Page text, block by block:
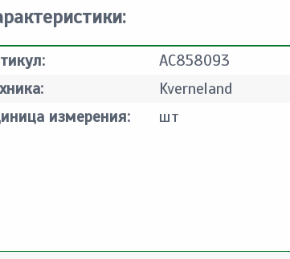
AC858093
Kverneland
измерения:
шт